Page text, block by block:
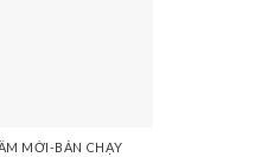
MỚI-BÁN CHẠY